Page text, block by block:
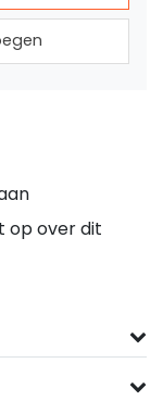
op over dit